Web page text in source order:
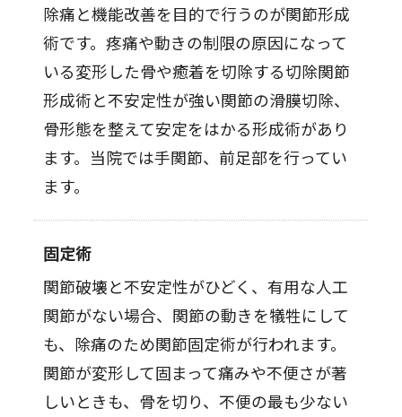
除痛と機能改善を目的で行うのが関節形成
術です。疼痛や動きの制限の原因になって
いる変形した骨や癒着を切除する切除関節
形成術と不安定性が強い関節の滑膜切除、
骨形態を整えて安定をはかる形成術があり
ます。当院では手関節、前足部を行ってい
ます。
固定術
関節破壊と不安定性がひどく、有用な人工
関節がない場合、関節の動きを犠牲にして
も、除痛のため関節固定術が行われます。
関節が変形して固まって痛みや不便さが著
しいときも、骨を切り、不便の最も少ない